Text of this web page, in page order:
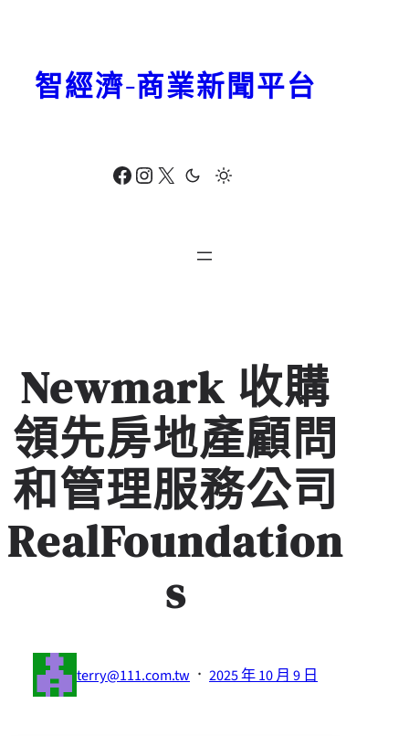
Facebook Instagram X
智經濟-商業新聞平台
Newmark 收購
領先房地產顧問
和管理服務公司
RealFoundation
s
terry@111.com.tw · 2025 年 10 月 9 日